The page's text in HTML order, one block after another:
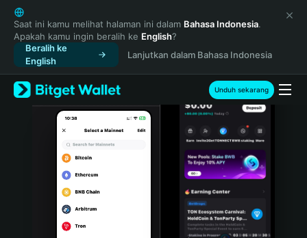
English
日本語
Tiếng Việt
Русский
Español (Latinoamérica)
Türkçe
Italiano
Português (Portugal)
Bahasa Indonesia
Saat ini kamu melihat halaman ini dalam Bahasa Indonesia.
Apakah kamu ingin beralih ke English?
Beralih ke
English
Lanjutkan dalam Bahasa Indonesia
Unduh sekarang